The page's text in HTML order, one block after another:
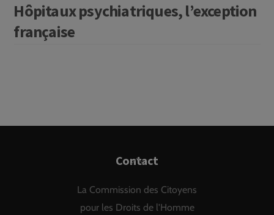
Hôpitaux psychiatriques, l’exception
française
Back
Top
Contact
La Commission des Citoyens
pour les Droits de l'Homme